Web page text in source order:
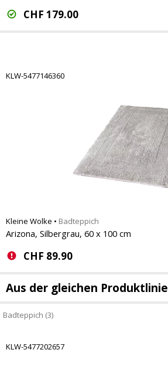
CHF 179.00
KLW-5477146360
Kleine Wolke • Badteppich
Arizona, Silbergrau, 60 x 100 cm
CHF 89.90
Aus der gleichen Produktlinie
Badteppich (3)
KLW-5477202657